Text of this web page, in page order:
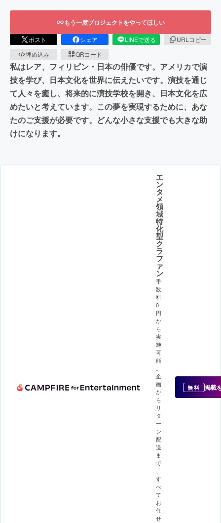
もう一度プロジェクトをやってほしい
ポスト シェア LINEで送る
URLコピー
埋め込み
QRコード
私はレア、フィリピン・日本の俳優です。アメリカで演
技を学び、日本文化を世界に伝えたいです。演技を通じ
て人々を癒し、将来的に演技学校を開き、日本文化を広
めたいと考えています。この夢を実現するために、あな
たのご支援が必要です。どんな小さな支援でも大きな助
けになります。
エ
ン
タ
メ
領
域
特
化
型
ク
ラ
フ
ァ
ン
手
数
料
0
円
か
ら
実
施
可
能
。
企
画
か
ら
リ
タ
ー
ン
配
送
ま
で
、
す
べ
て
お
任
せ
無料 掲載